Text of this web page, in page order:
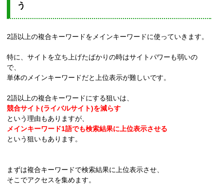
う
2語以上の複合キーワードをメインキーワードに使っていきます。
特に、サイトを立ち上げたばかりの時はサイトパワーも弱いの
で、
単体のメインキーワードだと上位表示が難しいです。
2語以上の複合キーワードにする狙いは、
競合サイト(ライバルサイト)を減らす
という理由もありますが、
メインキーワード1語でも検索結果に上位表示させる
という狙いもあります。
まずは複合キーワードで検索結果に上位表示させ、
そこでアクセスを集めます。